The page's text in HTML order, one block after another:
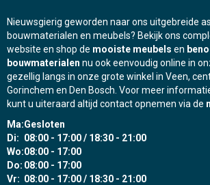
Nieuwsgierig geworden naar ons uitgebreide
bouwmaterialen en meubels? Bekijk ons
website en shop de mooiste meubels en
bouwmaterialen nu ook eenvoudig online in
gezellig langs in onze grote winkel in Veen,
Gorinchem en Den Bosch. Voor meer
kunt u uiteraard altijd contact opnemen via de
Ma:Gesloten
Di: 08:00 - 17:00 / 18:30 - 21:00
Wo:08:00 - 17:00
Do: 08:00 - 17:00
Vr: 08:00 - 17:00 / 18:30 - 21:00